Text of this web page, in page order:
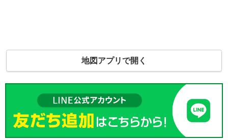
地図アプリで開く